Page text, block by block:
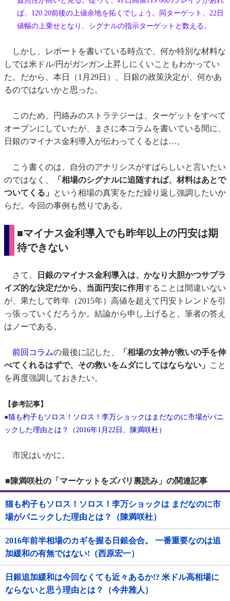
ば、120.20前後の上値余地を拓くでしょう。同ターゲット、22日
値幅の上乗せとなり、シグナルの指示ターゲットと数える。
しかし、レポートを書いている時点で、何か特別な材料な
しでは米ドル/円がガンガン上昇しにくいこともわかってい
た。だから、本日（1月29日）、日銀の政策決定が、何かあ
るのではないかと思った。
このため、円絡みのストラテジーは、ターゲットをすべて
オープンにしていたが、まさに本コラムを書いている間に、
日銀のマイナス金利導入が伝わってくるとは…。
こう書くのは、自分のアナリシスがすばらしいと言いたい
のではなく、
「相場のシグナルに追随すれば、材料はあとで
ついてくる」
という相場の真実をただ繰り返し強調したいか
らだ。今回の事例も然りである。
■マイナス金利導入でも昨年以上の円安は期
待できない
さて、
日銀のマイナス金利導入は、かなり大胆かつサプラ
イズ的な決定だから、 当面円安に作用することは間違いない
が、果たして昨年（2015年）高値を超えて円安トレンドを引
っ張っていくだろうか。結論から申し上げると、筆者の答え
はノーである。
前回コラムの最後に記した、
「相場の女神が救いの手を伸
べてくれるはずで、その救いをムダにしてはならない」
こと
を再度強調しておきたい。
【参考記事】
●猫も杓子もソロス！ソロス！李万ショックはまだなのに市場がパニ
ックした理由とは？（2016年1月22日、陳満咲杜）
市況はいかに。
■陳満咲杜の「マーケットをズバリ裏読み」の関連記事
猫も杓子もソロス！ソロス！李万ショックは まだなのに市
場がパニックした理由とは？（陳満咲杜）
2016年前半相場のカギを握る日銀会合。 一番重要なのは追
加緩和の有無ではない!（西原宏一）
日銀追加緩和は今回なくても近々あるか!? 米ドル高相場に
ならないと思う理由とは？（今井雅人）